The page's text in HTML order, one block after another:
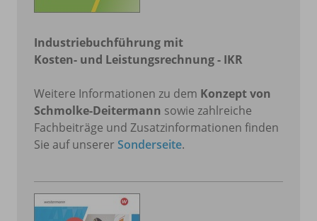
Industriebuchführung mit
Kosten- und Leistungsrechnung - IKR
Weitere Informationen zu dem Konzept von
Schmolke-Deitermann sowie zahlreiche
Fachbeiträge und Zusatzinformationen finden
Sie auf unserer Sonderseite.